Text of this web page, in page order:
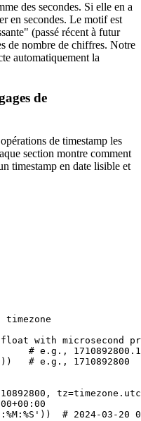
des secondes. Si elle en a
en secondes. Le motif est
(passé récent à futur
de nombre de chiffres. Notre
automatiquement la
de
de timestamp les
section montre comment
timestamp en date lisible et
with microsecond
# e.g.,
# e.g., 1710892800
# 2024-03-20